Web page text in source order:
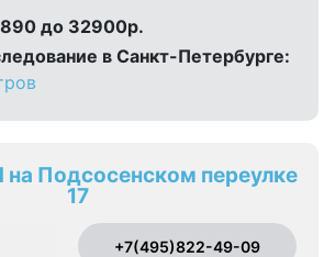
до 32900р.
в Санкт-Петербурге:
Подсосенском переулке
17
+7(495)822-49-09